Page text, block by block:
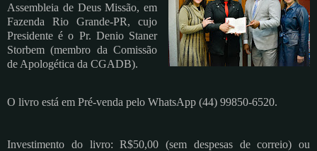
Assembleia de Deus Missão, em
Fazenda Rio Grande-PR, cujo
Presidente é o Pr. Denio Staner
Storbem (membro da Comissão
de Apologética da CGADB).
O livro está em Pré-venda pelo WhatsApp (44) 99850-6520.
Investimento do livro: R$50,00 (sem despesas de correio) ou